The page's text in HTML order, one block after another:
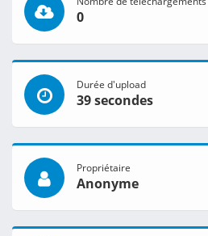
0
Durée d'upload
39 secondes
Propriétaire
Anonyme